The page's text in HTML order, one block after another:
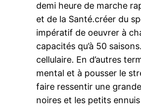
demi heure de marche
et de la Santé.créer du
impératif de oeuvrer à
capacités qu’à 50
cellulaire. En d’autres
mental et à pousser le
faire ressentir une
noires et les petits